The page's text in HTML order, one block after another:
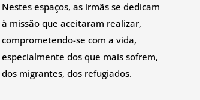
Nestes espaços, as irmãs se dedicam
à missão que aceitaram realizar,
comprometendo-se com a vida,
especialmente dos que mais sofrem,
dos migrantes, dos refugiados.